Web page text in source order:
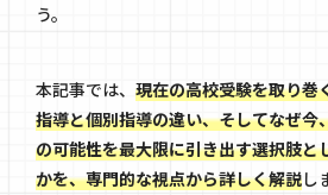
う。
本記事では、 現在の高校受験を取り巻
指導と個別指導の違い、そしてなぜ今
の可能性を最大限に引き出す選択肢と
かを、専門的な視点から詳しく解説し